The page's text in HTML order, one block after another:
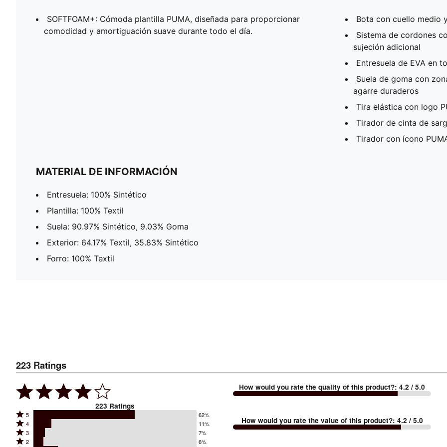
SOFTFOAM+: Cómoda plantilla PUMA, diseñada para proporcionar
comodidad y amortiguación suave durante todo el día.
Bota con cuello medio
Sistema de cordones
sujeción adicional
Entresuela de EVA en
Suela de goma con
agarre duraderos
Tira elástica con logo
Tirador de cinta de
Tirador con ícono
MATERIAL DE INFORMACIÓN
Entresuela: 100% Sintético
Plantilla: 100% Textil
Suela: 90.97% Sintético, 9.03% Goma
Exterior: 64.17% Textil, 35.83% Sintético
Forro: 100% Textil
223 Ratings
223 Ratings
Rated
5
stars
5 62%
Rated
4
4 11%
Rated
3
3 7%
Rated
2 6%
How would you rate the quality of this product?:4.2 / 5.0
How would you rate the value of this product?: 4.2 / 5.0